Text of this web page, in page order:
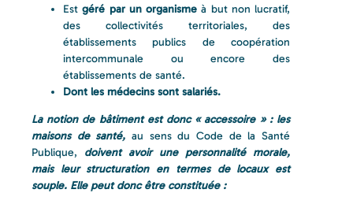
Est géré par un organisme à but non lucratif,
des collectivités territoriales, des
établissements publics de coopération
intercommunale ou encore des
établissements de santé.
Dont les médecins sont salariés.
La notion de bâtiment est donc « accessoire » : les
maisons de santé, au sens du Code de la Santé
Publique, doivent avoir une personnalité morale,
mais leur structuration en termes de locaux est
souple. Elle peut donc être constituée :